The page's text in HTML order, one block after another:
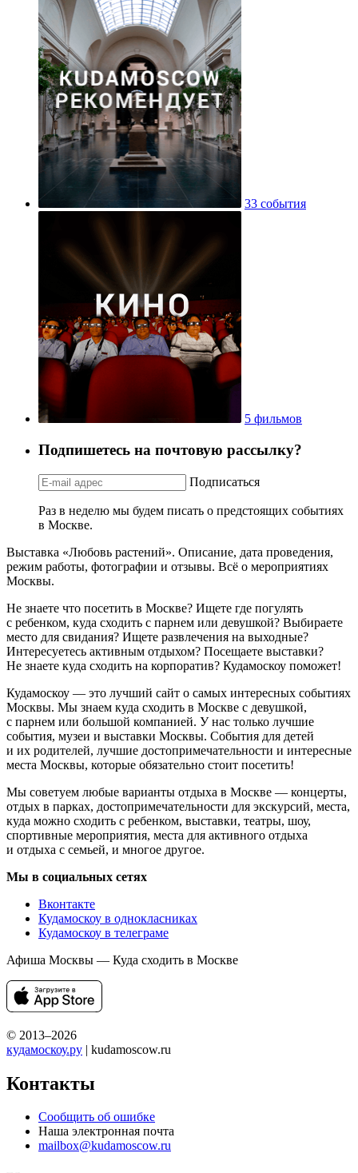
33 события
5 фильмов
Подпишетесь на почтовую рассылку?
Подписаться
Раз в неделю мы будем писать о предстоящих событиях
в Москве.
Выставка «Любовь растений». Описание, дата проведения,
режим работы, фотографии и отзывы. Всё о мероприятиях
Москвы.
Не знаете что посетить в Москве? Ищете где погулять
с ребенком, куда сходить с парнем или девушкой? Выбираете
место для свидания? Ищете развлечения на выходные?
Интересуетесь активным отдыхом? Посещаете выставки?
Не знаете куда сходить на корпоратив? Кудамоскоу поможет!
Кудамоскоу — это лучший сайт о самых интересных событиях
Москвы. Мы знаем куда сходить в Москве с девушкой,
с парнем или большой компанией. У нас только лучшие
события, музеи и выставки Москвы. События для детей
и их родителей, лучшие достопримечательности и интересные
места Москвы, которые обязательно стоит посетить!
Мы советуем любые варианты отдыха в Москве — концерты,
отдых в парках, достопримечательности для экскурсий, места,
куда можно сходить с ребенком, выставки, театры, шоу,
спортивные мероприятия, места для активного отдыха
и отдыха с семьей, и многое другое.
Мы в социальных сетях
Вконтакте
Кудамоскоу в однокласниках
Кудамоскоу в телеграме
Афиша Москвы — Куда сходить в Москве
© 2013–2026
кудамоскоу.ру | kudamoscow.ru
Контакты
Сообщить об ошибке
Наша электронная почта
mailbox@kudamoscow.ru